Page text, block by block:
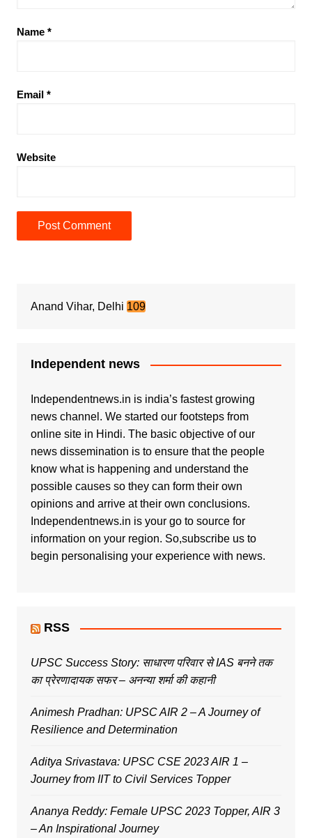
Name *
Email *
Website
Anand Vihar, Delhi 109
Independent news
Independentnews.in is india’s fastest growing
news channel. We started our footsteps from
online site in Hindi. The basic objective of our
news dissemination is to ensure that the people
know what is happening and understand the
possible causes so they can form their own
opinions and arrive at their own conclusions.
Independentnews.in is your go to source for
information on your region. So,subscribe us to
begin personalising your experience with news.
RSS
UPSC Success Story: साधारण परिवार से IAS बनने तक
का प्रेरणादायक सफर – अनन्या शर्मा की कहानी
Animesh Pradhan: UPSC AIR 2 – A Journey of
Resilience and Determination
Aditya Srivastava: UPSC CSE 2023 AIR 1 –
Journey from IIT to Civil Services Topper
Ananya Reddy: Female UPSC 2023 Topper, AIR 3
– An Inspirational Journey